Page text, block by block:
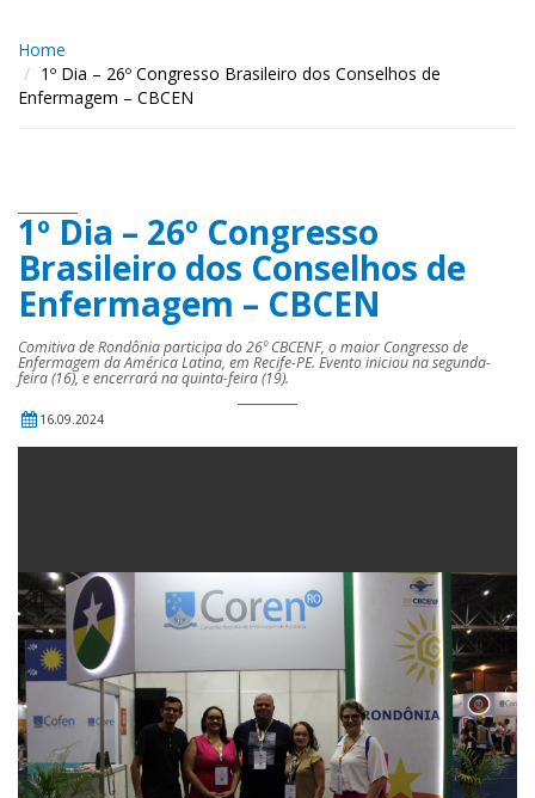
Home
1º Dia – 26º Congresso Brasileiro dos Conselhos de
Enfermagem – CBCEN
1º Dia – 26º Congresso
Brasileiro dos Conselhos de
Enfermagem – CBCEN
Comitiva de Rondônia participa do 26º CBCENF, o maior Congresso de
Enfermagem da América Latina, em Recife-PE. Evento iniciou na segunda-
feira (16), e encerrará na quinta-feira (19).
16.09.2024